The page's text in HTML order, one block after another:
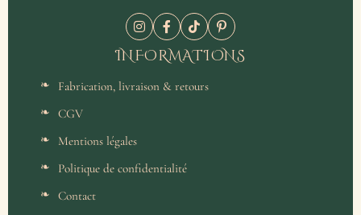
INFORMATIONS
Fabrication, livraison & retours
CGV
Mentions légales
Politique de confidentialité
Contact